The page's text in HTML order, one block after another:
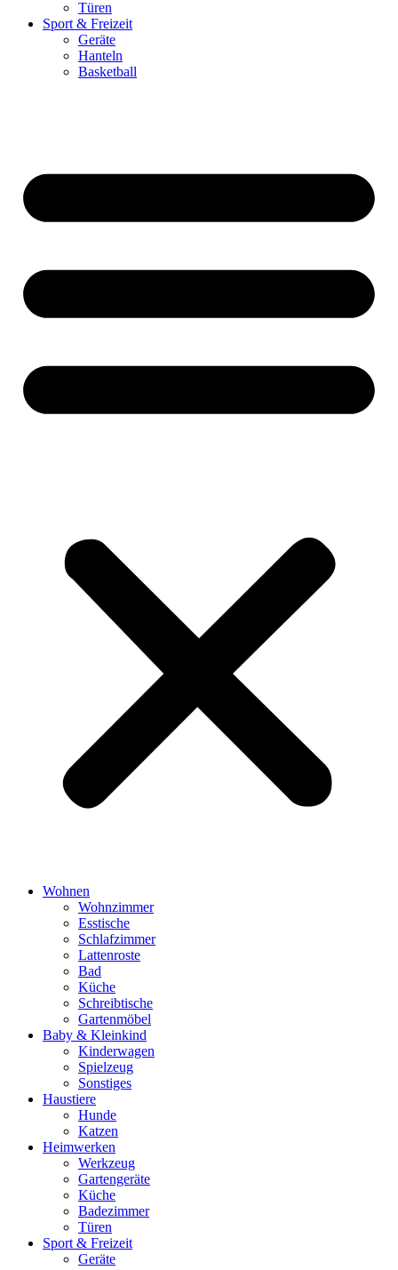
Türen
Sport & Freizeit
Geräte
Hanteln
Basketball
Wohnen
Wohnzimmer
Esstische
Schlafzimmer
Lattenroste
Bad
Küche
Schreibtische
Gartenmöbel
Baby & Kleinkind
Kinderwagen
Spielzeug
Sonstiges
Haustiere
Hunde
Katzen
Heimwerken
Werkzeug
Gartengeräte
Küche
Badezimmer
Türen
Sport & Freizeit
Geräte